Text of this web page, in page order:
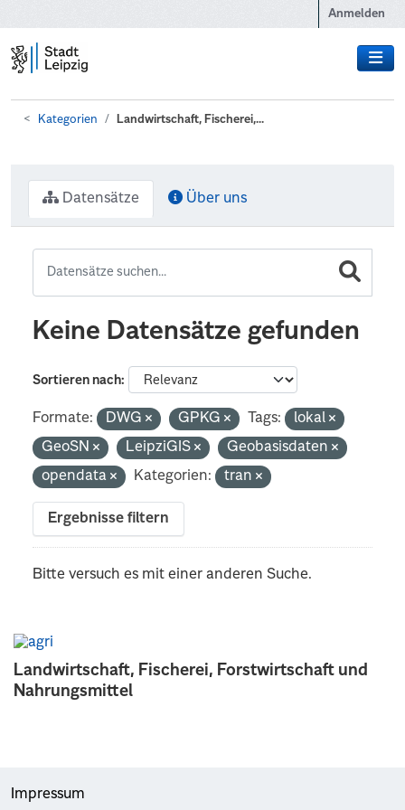
Anmelden
Kategorien Landwirtschaft, Fischerei,...
Landwirtschaft, Fischerei, Forstwirtschaft und
Nahrungsmittel
Datensätze Über uns
Keine Datensätze gefunden
Sortieren nach
Formate: DWG GPKG Tags:
lokal
GeoSN
LeipziGIS
Geobasisdaten
opendata
Kategorien: tran
Ergebnisse filtern
Bitte versuch es mit einer anderen Suche.
Impressum